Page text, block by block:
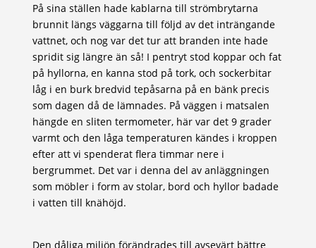
På sina ställen hade kablarna till strömbrytarna
brunnit längs väggarna till följd av det inträngande
vattnet, och nog var det tur att branden inte hade
spridit sig längre än så! I pentryt stod koppar och fat
på hyllorna, en kanna stod på tork, och sockerbitar
låg i en burk bredvid tepåsarna på en bänk precis
som dagen då de lämnades. På väggen i matsalen
hängde en sliten termometer, här var det 9 grader
varmt och den låga temperaturen kändes i kroppen
efter att vi spenderat flera timmar nere i
bergrummet. Det var i denna del av anläggningen
som möbler i form av stolar, bord och hyllor badade
i vatten till knähöjd.
Den dåliga miljön förändrades till avsevärt bättre